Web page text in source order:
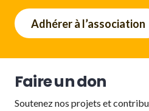
Adhérer à l’association
Faire un don
Soutenez nos projets et